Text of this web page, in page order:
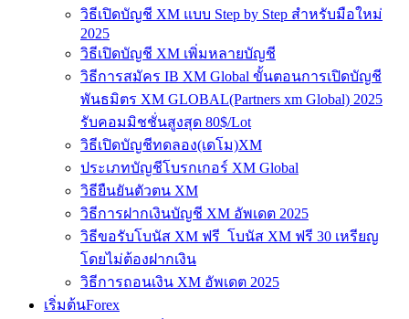
วิธีเปิดบัญชี XM แบบ Step by Step สำหรับมือใหม่
2025
วิธีเปิดบัญชี XM เพิ่มหลายบัญชี
วิธีการสมัคร IB XM Global ขั้นตอนการเปิดบัญชี
พันธมิตร XM GLOBAL(Partners xm Global) 2025
รับคอมมิชชั่นสูงสุด 80$/Lot
วิธีเปิดบัญชีทดลอง(เดโม)XM
ประเภทบัญชีโบรกเกอร์ XM Global
วิธียืนยันตัวตน XM
วิธีการฝากเงินบัญชี XM อัพเดต 2025
วิธีขอรับโบนัส XM ฟรี โบนัส XM ฟรี 30 เหรียญ
โดยไม่ต้องฝากเงิน
วิธีการถอนเงิน XM อัพเดต 2025
เริ่มต้นForex